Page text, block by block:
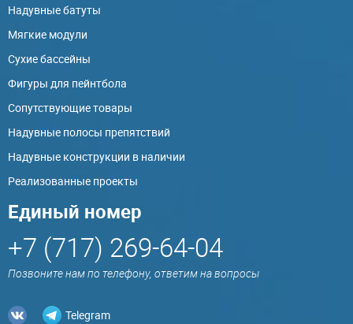
Надувные батуты
Мягкие модули
Сухие бассейны
Фигуры для пейнтбола
Сопутствующие товары
Надувные полосы препятствий
Надувные конструкции в наличии
Реализованные проекты
Единый номер
+7 (717) 269-64-04
Позвоните нам по телефону, ответим на вопросы
Telegram